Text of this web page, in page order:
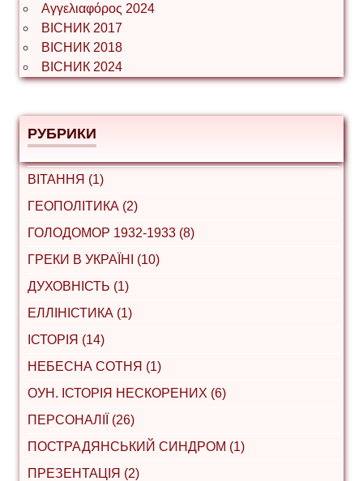
Αγγελιαφόρος 2024
ВІСНИК 2017
ВІСНИК 2018
ВІСНИК 2024
РУБРИКИ
ВІТАННЯ (1)
ГЕОПОЛІТИКА (2)
ГОЛОДОМОР 1932-1933 (8)
ГРЕКИ В УКРАЇНІ (10)
ДУХОВНІСТЬ (1)
ЕЛЛІНІСТИКА (1)
ІСТОРІЯ (14)
НЕБЕСНА СОТНЯ (1)
ОУН. ІСТОРІЯ НЕСКОРЕНИХ (6)
ПЕРСОНАЛІЇ (26)
ПОСТРАДЯНСЬКИЙ СИНДРОМ (1)
ПРЕЗЕНТАЦІЯ (2)